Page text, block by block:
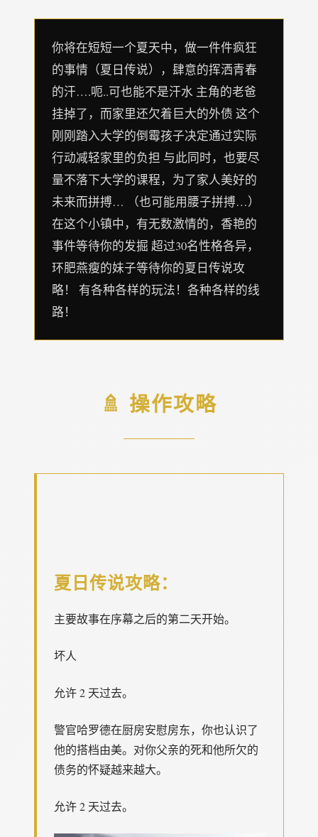
你将在短短一个夏天中，做一件件疯狂
的事情（夏日传说），肆意的挥洒青春
的汗….呃..可也能不是汗水 主角的老爸
挂掉了，而家里还欠着巨大的外债 这个
刚刚踏入大学的倒霉孩子决定通过实际
行动减轻家里的负担 与此同时，也要尽
量不落下大学的课程，为了家人美好的
未来而拼搏… （也可能用腰子拼搏…）
在这个小镇中，有无数激情的，香艳的
事件等待你的发掘 超过30名性格各异，
环肥燕瘦的妹子等待你的夏日传说攻
略！ 有各种各样的玩法！各种各样的线
路！
🚿 操作攻略
夏日传说攻略：
主要故事在序幕之后的第二天开始。
坏人
允许 2 天过去。
警官哈罗德在厨房安慰房东，你也认识了
他的搭档由美。对你父亲的死和他所欠的
债务的怀疑越来越大。
允许 2 天过去。